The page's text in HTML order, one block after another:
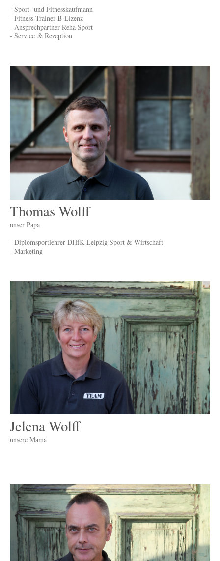
- Sport- und Fitnesskaufmann
- Fitness Trainer B-Lizenz
- Ansprechpartner Reha Sport
- Service & Rezeption
Thomas Wolff
unser Papa
- Diplomsportlehrer DHfK Leipzig Sport & Wirtschaft
- Marketing
Jelena Wolff
unsere Mama